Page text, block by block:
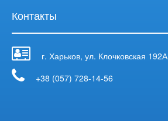
Контакты
г. Харьков, ул. Клочковская 192А
+38 (057) 728-14-56